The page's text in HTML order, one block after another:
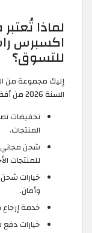
لماذا
للتسوق؟
إليك مجموعة من
السنة 2026 من أفضل فترات التسوق أونلاين:
المنتجات.
للمنتجات
خيارات
وأمان.
خدمة إرجاع
خيارات